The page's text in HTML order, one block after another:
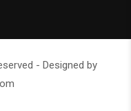
- Designed by